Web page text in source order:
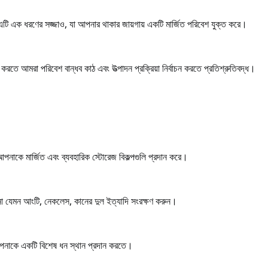
এক ধরণের সজ্জাও, যা আপনার থাকার জায়গায় একটি মার্জিত পরিবেশ যুক্ত করে।
আমরা পরিবেশ বান্ধব কাঠ এবং উত্পাদন প্রক্রিয়া নির্বাচন করতে প্রতিশ্রুতিবদ্ধ।
মার্জিত এবং ব্যবহারিক স্টোরেজ বিকল্পগুলি প্রদান করে।
যেমন আংটি, নেকলেস, কানের দুল ইত্যাদি সংরক্ষণ করুন।
একটি বিশেষ ধন স্থান প্রদান করতে।